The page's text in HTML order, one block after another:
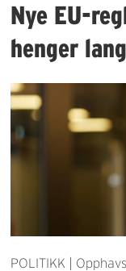
Nye EU-
henger
POLITIKK |